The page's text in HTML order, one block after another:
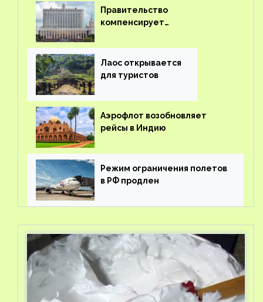
Правительство
компенсирует
вывоз россиян из-за рубежа
Лаос открывается
для туристов
Аэрофлот возобновляет
рейсы в Индию
Режим ограничения полетов
в РФ продлен